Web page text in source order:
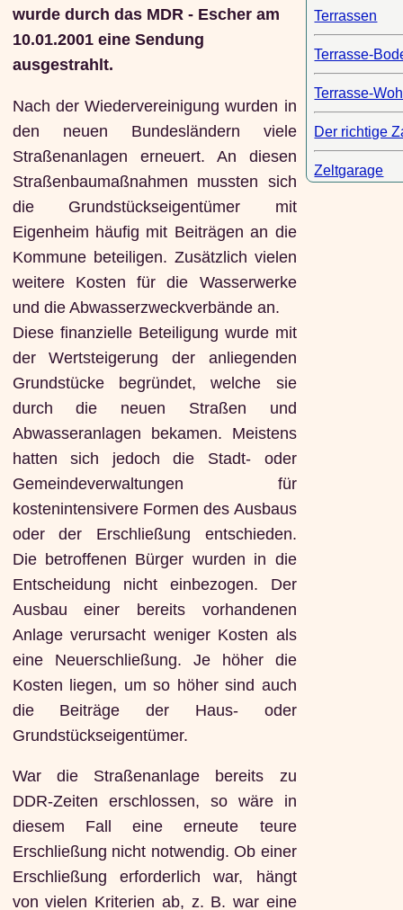
wurde durch das MDR - Escher am
10.01.2001 eine Sendung
ausgestrahlt.
Nach der Wiedervereinigung wurden in
den neuen Bundesländern viele
Straßenanlagen erneuert. An diesen
Straßenbaumaßnahmen mussten sich
die Grundstückseigentümer mit
Eigenheim häufig mit Beiträgen an die
Kommune beteiligen. Zusätzlich vielen
weitere Kosten für die Wasserwerke
und die Abwasserzweckverbände an.
Diese finanzielle Beteiligung wurde mit
der Wertsteigerung der anliegenden
Grundstücke begründet, welche sie
durch die neuen Straßen und
Abwasseranlagen bekamen. Meistens
hatten sich jedoch die Stadt- oder
Gemeindeverwaltungen für
kostenintensivere Formen des Ausbaus
oder der Erschließung entschieden.
Die betroffenen Bürger wurden in die
Entscheidung nicht einbezogen. Der
Ausbau einer bereits vorhandenen
Anlage verursacht weniger Kosten als
eine Neuerschließung. Je höher die
Kosten liegen, um so höher sind auch
die Beiträge der Haus- oder
Grundstückseigentümer.
War die Straßenanlage bereits zu
DDR-Zeiten erschlossen, so wäre in
diesem Fall eine erneute teure
Erschließung nicht notwendig. Ob einer
Erschließung erforderlich war, hängt
von vielen Kriterien ab, z. B. war eine
Terrassen
Terrasse-
Terrasse-
Der richtige
Zeltgarage